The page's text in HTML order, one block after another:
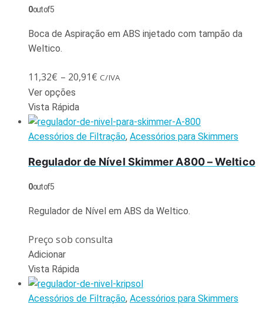
0out of 5
Boca de Aspiração em ABS injetado com tampão da
Weltico.
11,32€ – 20,91€ C/IVA
Ver opções
Vista Rápida
Acessórios de Filtração, Acessórios para Skimmers
Regulador de Nível Skimmer A800 – Weltico
0out of 5
Regulador de Nível em ABS da Weltico.
Preço sob consulta
Adicionar
Vista Rápida
Acessórios de Filtração, Acessórios para Skimmers